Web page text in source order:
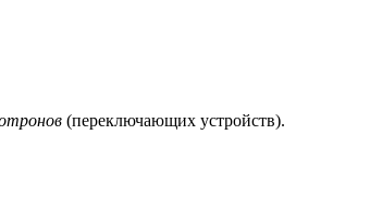
(переключающих устройств).